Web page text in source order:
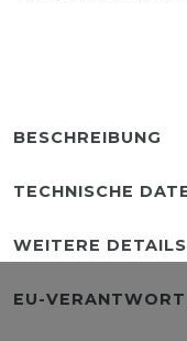
BESCHREIBUNG
TECHNISCHE
WEITERE DETAILS
EU-